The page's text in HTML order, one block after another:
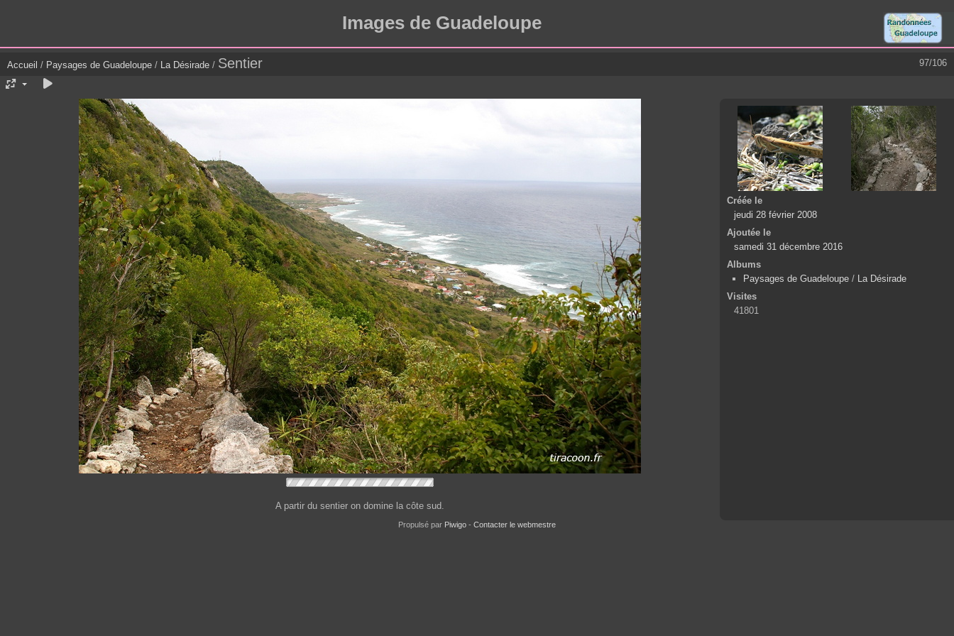
Images de Guadeloupe
97/106
Accueil / Paysages de Guadeloupe / La Désirade / Sentier
A partir du sentier on domine la côte sud.
Créée le
jeudi 28 février 2008
Ajoutée le
samedi 31 décembre 2016
Albums
Paysages de Guadeloupe / La Désirade
Visites
41801
Propulsé par Piwigo - Contacter le webmestre